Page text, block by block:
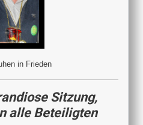
in Frieden
Sitzung,
alle Beteiligten